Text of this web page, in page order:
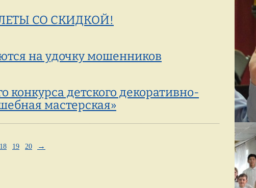
СО СКИДКОЙ!
на удочку мошенников
конкурса детского декоративно-
мастерская»
18 19 20 →